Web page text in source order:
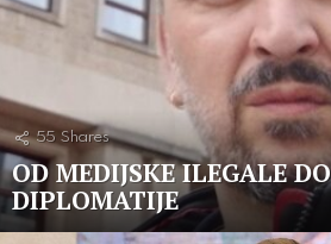
55 Shares
ОD MEDIJSKE ILEGALE
DIPLOMATIJE